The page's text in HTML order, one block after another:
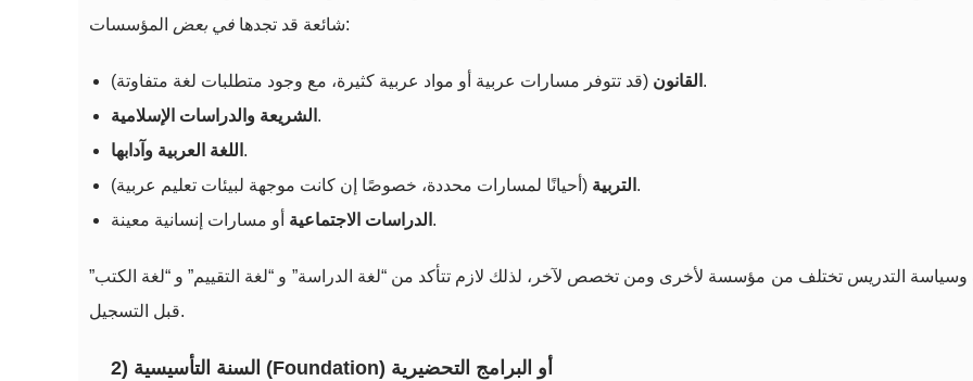
شائعة قد تجدها في بعض المؤسسات:
القانون (قد تتوفر مسارات عربية أو مواد عربية كثيرة، مع وجود متطلبات لغة متفاوتة).
الشريعة والدراسات الإسلامية .
اللغة العربية وآدابها .
التربية (أحيانًا لمسارات محددة، خصوصًا إن كانت موجهة لبيئات تعليم عربية).
الدراسات الاجتماعية أو مسارات إنسانية معينة.
وسياسة التدريس تختلف من مؤسسة لأخرى ومن تخصص لآخر، لذلك لازم تتأكد من “لغة الدراسة” و “لغة التقييم” و “لغة الكتب”
قبل التسجيل.
2) السنة التأسيسية (Foundation) أو البرامج التحضيرية